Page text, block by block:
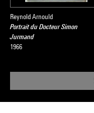
Reynold Arnould
Portrait du Docteur Simon
Jurmand
1966